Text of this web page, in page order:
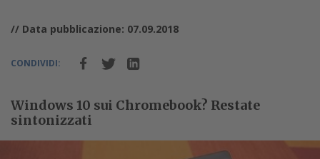
// Data pubblicazione: 07.09.2018
CONDIVIDI:
Windows 10 sui Chromebook? Restate
sintonizzati